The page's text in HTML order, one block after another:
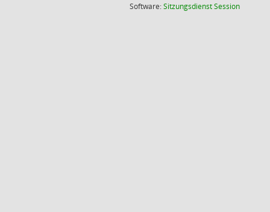
Software:SitzungsdienstSession(Wird in